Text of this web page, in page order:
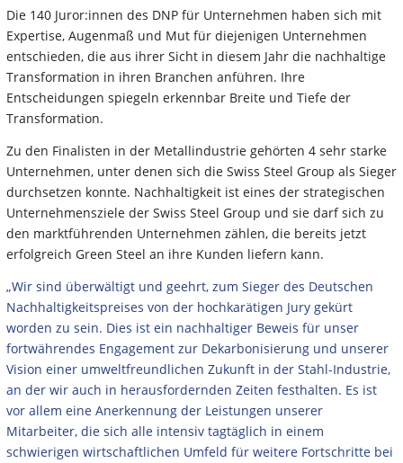
Die 140 Juror:innen des DNP für Unternehmen haben sich mit
Expertise, Augenmaß und Mut für diejenigen Unternehmen
entschieden, die aus ihrer Sicht in diesem Jahr die nachhaltige
Transformation in ihren Branchen anführen. Ihre
Entscheidungen spiegeln erkennbar Breite und Tiefe der
Transformation.
Zu den Finalisten in der Metallindustrie gehörten 4 sehr starke
Unternehmen, unter denen sich die Swiss Steel Group als Sieger
durchsetzen konnte. Nachhaltigkeit ist eines der strategischen
Unternehmensziele der Swiss Steel Group und sie darf sich zu
den marktführenden Unternehmen zählen, die bereits jetzt
erfolgreich Green Steel an ihre Kunden liefern kann.
„Wir sind überwältigt und geehrt, zum Sieger des Deutschen
Nachhaltigkeitspreises von der hochkarätigen Jury gekürt
worden zu sein. Dies ist ein nachhaltiger Beweis für unser
fortwährendes Engagement zur Dekarbonisierung und unserer
Vision einer umweltfreundlichen Zukunft in der Stahl-Industrie,
an der wir auch in herausfordernden Zeiten festhalten. Es ist
vor allem eine Anerkennung der Leistungen unserer
Mitarbeiter, die sich alle intensiv tagtäglich in einem
schwierigen wirtschaftlichen Umfeld für weitere Fortschritte bei